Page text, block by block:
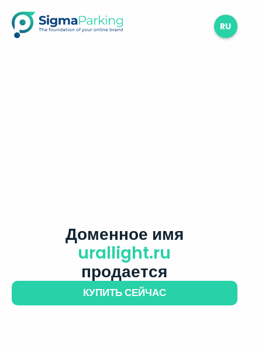
RU
Доменное имя
urallight.ru
продается
КУПИТЬ СЕЙЧАС